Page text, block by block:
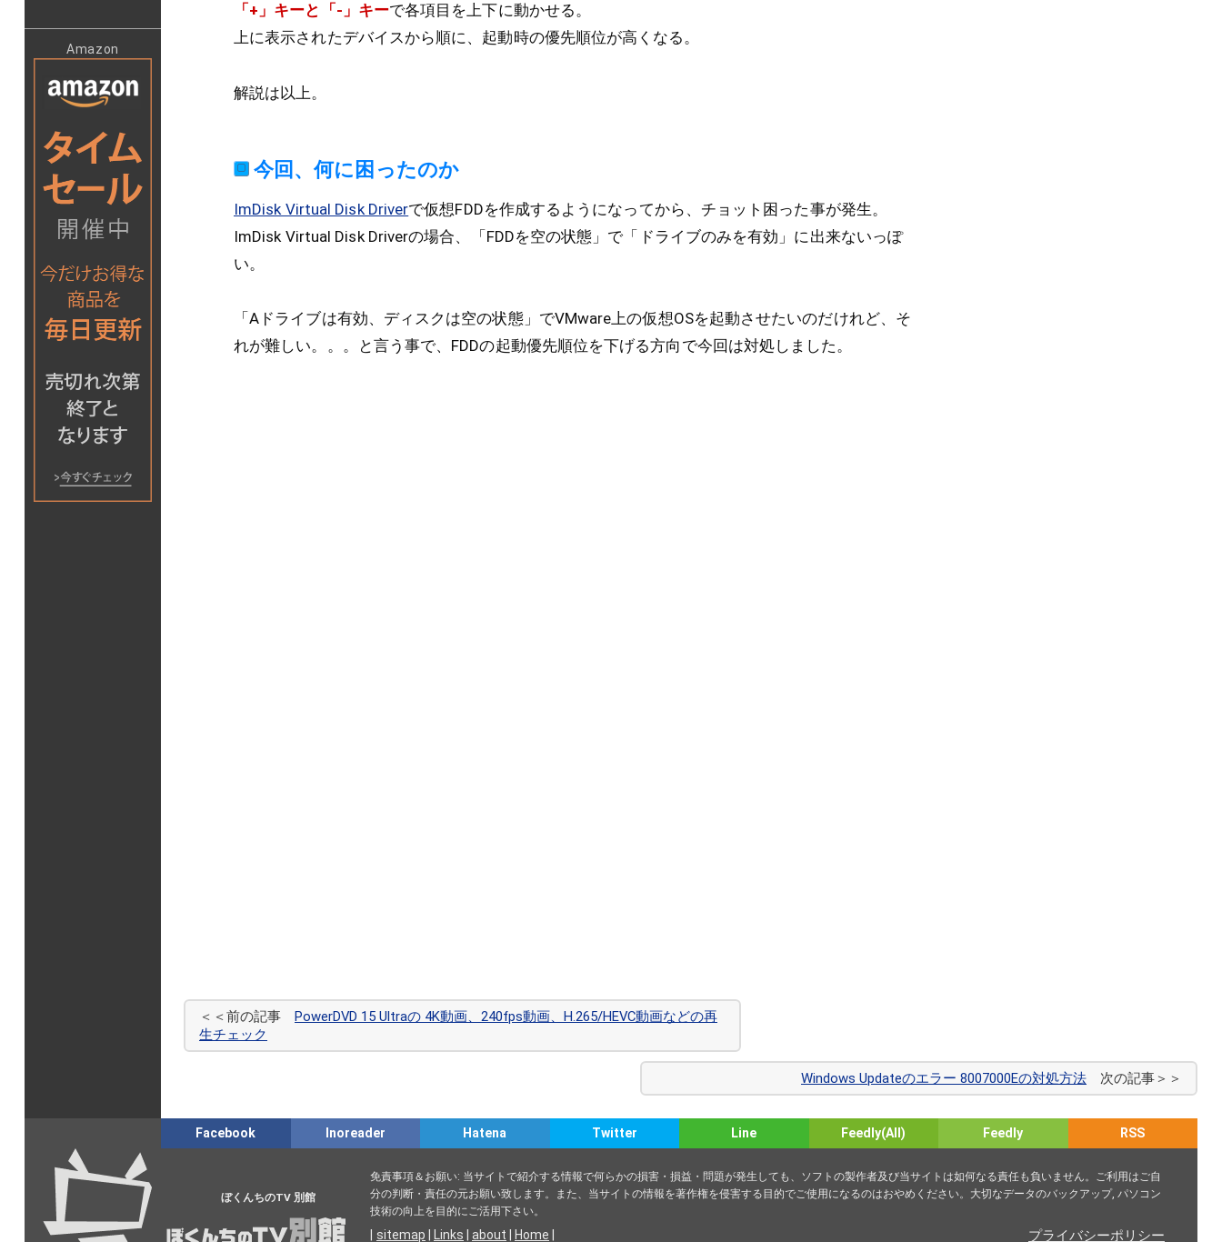
「+」キーと「-」キーで各項目を上下に動かせる。
上に表示されたデバイスから順に、起動時の優先順位が高くなる。
解説は以上。
今回、何に困ったのか
ImDisk Virtual Disk Driverで仮想FDDを作成するようになってから、チョット困った事が発生。
ImDisk Virtual Disk Driverの場合、「FDDを空の状態」で「ドライブのみを有効」に出来ないっぽ
い。
「Aドライブは有効、ディスクは空の状態」でVMware上の仮想OSを起動させたいのだけれど、そ
れが難しい。。。と言う事で、FDDの起動優先順位を下げる方向で今回は対処しました。
Amazon
＜＜前の記事 PowerDVD 15 Ultraの 4K動画、240fps動画、H.265/HEVC動画などの再
生チェック
Windows Updateのエラー 8007000Eの対処方法 次の記事＞＞
Facebook Inoreader Hatena Twitter Line Feedly(All) Feedly RSS
ぼくんちのTV 別館
免責事項＆お願い: 当サイトで紹介する情報で何らかの損害・損益・問題が発生しても、ソフトの製作者及び当サイトは如何なる責任も負いません。ご利用はご自
分の判断・責任の元お願い致します。また、当サイトの情報を著作権を侵害する目的でご使用になるのはおやめください。大切なデータのバックアップ, パソコン
技術の向上を目的にご活用下さい。
プライバシーポリシー
sitemap Links about Home